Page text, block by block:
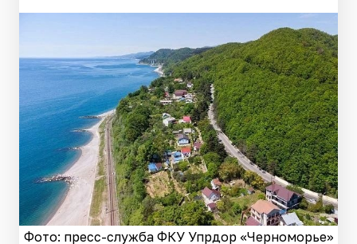
Фото: пресс-служба ФКУ Упрдор «Черноморье»